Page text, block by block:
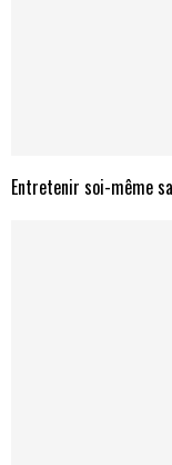
Entretenir soi-même